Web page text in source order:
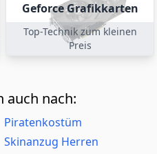
Geforce Grafikkarten
Top-Technik zum kleinen
Preis
auch nach:
Piratenkostüm
Skinanzug Herren